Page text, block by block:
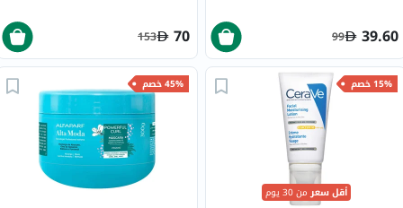
39.60
99
70
153
15% خصم
أقل سعرمن 30 يوم
45% خصم